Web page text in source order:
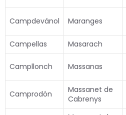
Campdevánol Maranges
Campellas Masarach
Campllonch Massanas
Camprodón
Massanet de
Cabrenys